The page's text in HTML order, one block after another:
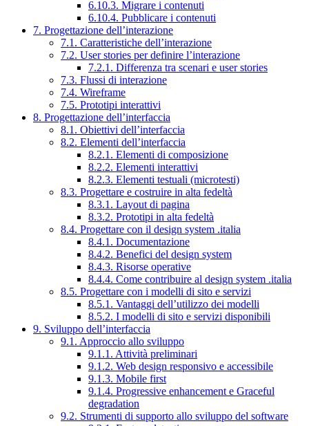
6.10.3. Migrare i contenuti
6.10.4. Pubblicare i contenuti
7. Progettazione dell’interazione
7.1. Caratteristiche dell’interazione
7.2. User stories per definire l’interazione
7.2.1. Differenza tra scenari e user stories
7.3. Flussi di interazione
7.4. Wireframe
7.5. Prototipi interattivi
8. Progettazione dell’interfaccia
8.1. Obiettivi dell’interfaccia
8.2. Elementi dell’interfaccia
8.2.1. Elementi di composizione
8.2.2. Elementi interattivi
8.2.3. Elementi testuali (microtesti)
8.3. Progettare e costruire in alta fedeltà
8.3.1. Layout di pagina
8.3.2. Prototipi in alta fedeltà
8.4. Progettare con il design system .italia
8.4.1. Documentazione
8.4.2. Benefici del design system
8.4.3. Risorse operative
8.4.4. Come contribuire al design system .italia
8.5. Progettare con i modelli di sito e servizi
8.5.1. Vantaggi dell’utilizzo dei modelli
8.5.2. I modelli di sito e servizi disponibili
9. Sviluppo dell’interfaccia
9.1. Approccio allo sviluppo
9.1.1. Attività preliminari
9.1.2. Web design responsivo e accessibile
9.1.3. Mobile first
9.1.4. Progressive enhancement e Graceful
degradation
9.2. Strumenti di supporto allo sviluppo del software